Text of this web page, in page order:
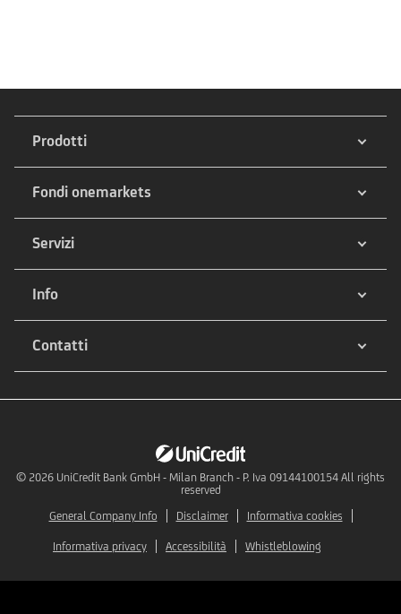
Prodotti
Fondi onemarkets
Servizi
Info
Contatti
© 2026 UniCredit Bank GmbH - Milan Branch - P. Iva 09144100154 All rights
reserved
General Company Info
Disclaimer Informativa cookies
Informativa privacy Accessibilità Whistleblowing